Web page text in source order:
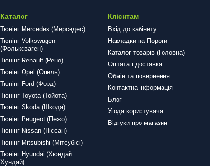
Каталог
Тюнінг Mercedes (Мерседес)
Тюнінг Volkswagen
(Фольксваген)
Тюнінг Renault (Рено)
Тюнінг Opel (Опель)
Тюнінг Ford (Форд)
Тюнінг Toyota (Тойота)
Тюнінг Skoda (Шкода)
Тюнінг Peugeot (Пежо)
Тюнінг Nissan (Ніссан)
Тюнінг Mitsubishi (Мітсубісі)
Тюнінг Hyundai (Хюндай
Хундай)
Клієнтам
Вхід до кабінету
Накладки на Пороги
Каталог товарів (Головна)
Оплата і доставка
Обмін та повернення
Контактна інформація
Блог
Угода користувача
Відгуки про магазин